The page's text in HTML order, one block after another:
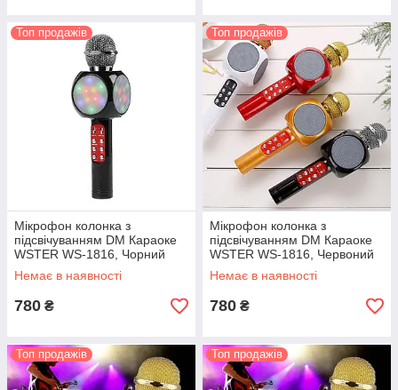
Топ продажів
Мікрофон колонка з
підсвічуванням DM Караоке
WSTER WS-1816, Чорний
Немає в наявності
780 ₴
Топ продажів
Мікрофон колонка з
підсвічуванням DM Караоке
WSTER WS-1816, Червоний
Немає в наявності
780 ₴
Топ продажів Топ продажів